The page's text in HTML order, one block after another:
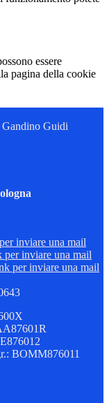
essere
pagina della cookie
Guidi
inviare una mail
per inviare una mail
per inviare una mail
BOMM876011